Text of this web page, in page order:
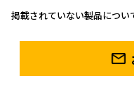
掲載されていない製品につい